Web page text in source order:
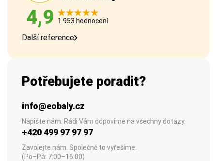
4,9 1 953 hodnocení
Další reference
Potřebujete poradit?
info@eobaly.cz
Napište nám. Rádi Vám odpovíme na všechny dotazy.
+420 499 97 97 97
Zavolejte nám. Společně to vyřešíme.
(Po–Pá: 7:00–16:00)